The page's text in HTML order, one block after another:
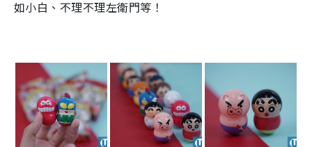
如小白、不理不理左衛門等！